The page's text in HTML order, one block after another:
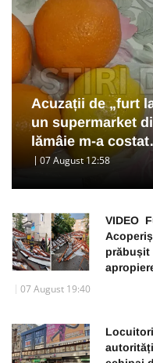
Acuzații de „furt
un supermarket
lămâie m-a
07 August 12:58
VIDEO
07 August 19:40